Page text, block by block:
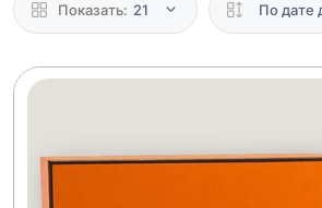
Показать: 21 По дате